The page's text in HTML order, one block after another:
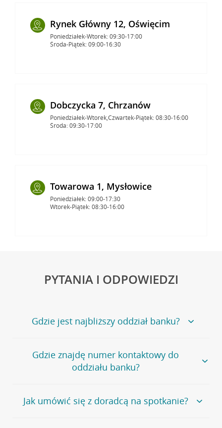
Rynek Główny 12, Oświęcim
Poniedziałek-Wtorek: 09:30-17:00
Środa-Piątek: 09:00-16:30
Dobczycka 7, Chrzanów
Poniedziałek-Wtorek,Czwartek-Piątek: 08:30-16:00
Środa: 09:30-17:00
Towarowa 1, Mysłowice
Poniedziałek: 09:00-17:30
Wtorek-Piątek: 08:30-16:00
PYTANIA I ODPOWIEDZI
Gdzie jest najbliższy oddział banku?
Jeśli szukasz oddziału naszego banku, zapraszamy na
stronęPlacówki i bankomaty, na której znajduje się
wygodna wyszukiwarka.
oddziałów
Gdzie znajdę numer kontaktowy do
oddziału banku?
Bank Credit Agricole nie udostępnia ogólnego numeru
telefonu do placówki bankowej.
Jak umówić się z doradcą na spotkanie?